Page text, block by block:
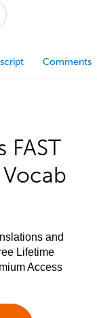
Comments
FAST
and
Lifetime
Access